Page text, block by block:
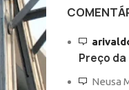
Preço
Neusa